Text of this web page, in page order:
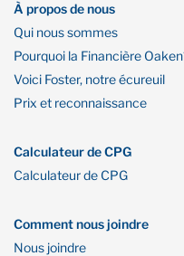
À propos de nous
Qui nous sommes
Pourquoi la Financière
Voici Foster, notre écureuil
Prix et reconnaissance
Calculateur de CPG
Calculateur de CPG
Comment nous joindre
Nous joindre